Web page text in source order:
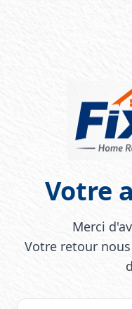
Votre
Merci
Votre retour